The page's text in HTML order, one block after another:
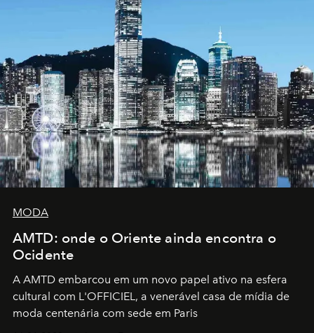
MODA
AMTD: onde o Oriente ainda encontra o
Ocidente
A AMTD embarcou em um novo papel ativo na esfera
cultural com L'OFFICIEL, a venerável casa de mídia de
moda centenária com sede em Paris